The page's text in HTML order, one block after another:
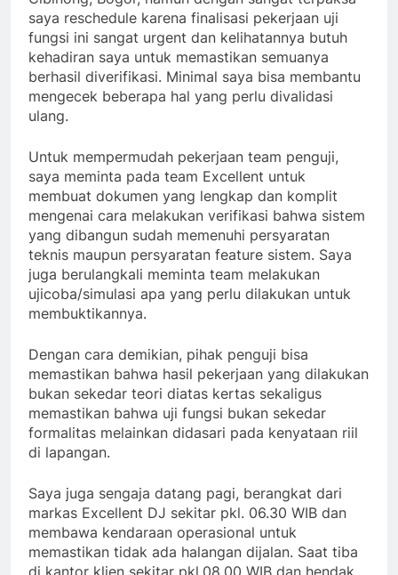
saya reschedule karena finalisasi pekerjaan uji
fungsi ini sangat urgent dan kelihatannya butuh
kehadiran saya untuk memastikan semuanya
berhasil diverifikasi. Minimal saya bisa membantu
mengecek beberapa hal yang perlu divalidasi
ulang.
Untuk mempermudah pekerjaan team penguji,
saya meminta pada team Excellent untuk
membuat dokumen yang lengkap dan komplit
mengenai cara melakukan verifikasi bahwa sistem
yang dibangun sudah memenuhi persyaratan
teknis maupun persyaratan feature sistem. Saya
juga berulangkali meminta team melakukan
ujicoba/simulasi apa yang perlu dilakukan untuk
membuktikannya.
Dengan cara demikian, pihak penguji bisa
memastikan bahwa hasil pekerjaan yang dilakukan
bukan sekedar teori diatas kertas sekaligus
memastikan bahwa uji fungsi bukan sekedar
formalitas melainkan didasari pada kenyataan riil
di lapangan.
Saya juga sengaja datang pagi, berangkat dari
markas Excellent DJ sekitar pkl. 06.30 WIB dan
membawa kendaraan operasional untuk
memastikan tidak ada halangan dijalan. Saat tiba